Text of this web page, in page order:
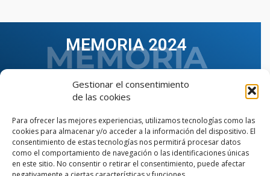
Gestionar el consentimiento
de las cookies
Para ofrecer las mejores experiencias, utilizamos tecnologías como las
cookies para almacenar y/o acceder a la información del dispositivo. El
consentimiento de estas tecnologías nos permitirá procesar datos
como el comportamiento de navegación o las identificaciones únicas
en este sitio. No consentir o retirar el consentimiento, puede afectar
MEMORIA 2024